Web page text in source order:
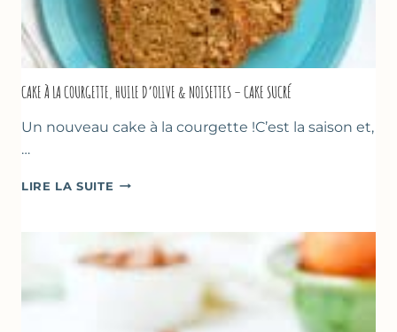
CAKE À LA COURGETTE, HUILE D’OLIVE & NOISETTES – CAKE SUCRÉ
Un nouveau cake à la courgette !C’est la saison et,
…
LIRE LA SUITE CAKE
COURGETTE,
HUILE
D’OLIVE